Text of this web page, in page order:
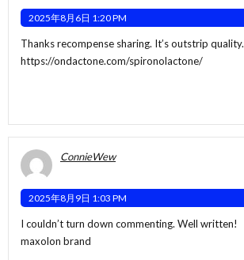
2025年8月6日 1:20 PM
Thanks recompense sharing. It’s outstrip quality.
https://ondactone.com/spironolactone/
ConnieWew
2025年8月9日 1:03 PM
I couldn’t turn down commenting. Well written!
maxolon brand